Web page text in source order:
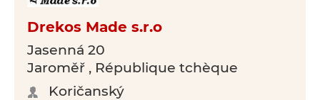
Drekos Made s.r.o
Jasenná 20
Jaroměř , République tchèque
Koričanský